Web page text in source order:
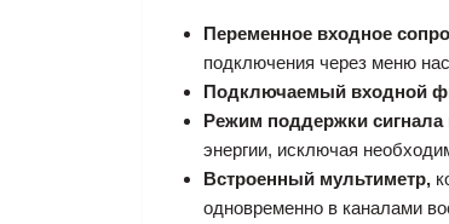
Переменное входное
подключения через меню
Подключаемый входной
Режим поддержки сигнала
энергии, исключая
Встроенный мультиметр,
одновременно в каналами